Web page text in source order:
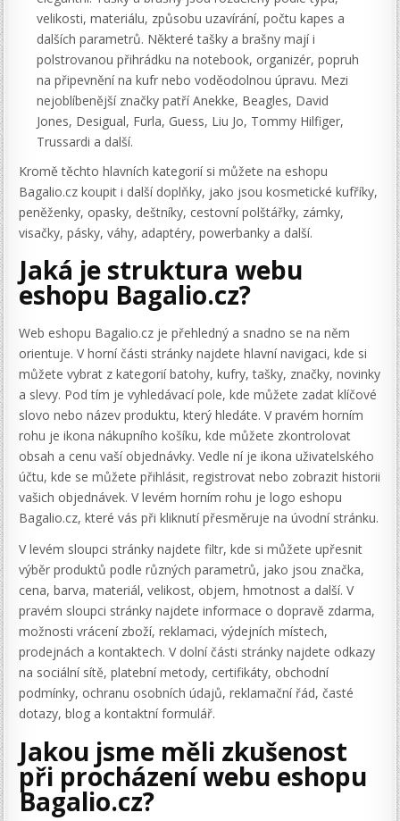
velikosti, materiálu, způsobu uzavírání, počtu kapes a
dalších parametrů. Některé tašky a brašny mají i
polstrovanou přihrádku na notebook, organizér, popruh
na připevnění na kufr nebo voděodolnou úpravu. Mezi
nejoblíbenější značky patří Anekke, Beagles, David
Jones, Desigual, Furla, Guess, Liu Jo, Tommy Hilfiger,
Trussardi a další.
Kromě těchto hlavních kategorií si můžete na eshopu
Bagalio.cz koupit i další doplňky, jako jsou kosmetické kufříky,
peněženky, opasky, deštníky, cestovní polštářky, zámky,
visačky, pásky, váhy, adaptéry, powerbanky a další.
Jaká je struktura webu
eshopu Bagalio.cz?
Web eshopu Bagalio.cz je přehledný a snadno se na něm
orientuje. V horní části stránky najdete hlavní navigaci, kde si
můžete vybrat z kategorií batohy, kufry, tašky, značky, novinky
a slevy. Pod tím je vyhledávací pole, kde můžete zadat klíčové
slovo nebo název produktu, který hledáte. V pravém horním
rohu je ikona nákupního košíku, kde můžete zkontrolovat
obsah a cenu vaší objednávky. Vedle ní je ikona uživatelského
účtu, kde se můžete přihlásit, registrovat nebo zobrazit historii
vašich objednávek. V levém horním rohu je logo eshopu
Bagalio.cz, které vás při kliknutí přesměruje na úvodní stránku.
V levém sloupci stránky najdete filtr, kde si můžete upřesnit
výběr produktů podle různých parametrů, jako jsou značka,
cena, barva, materiál, velikost, objem, hmotnost a další. V
pravém sloupci stránky najdete informace o dopravě zdarma,
možnosti vrácení zboží, reklamaci, výdejních místech,
prodejnách a kontaktech. V dolní části stránky najdete odkazy
na sociální sítě, platební metody, certifikáty, obchodní
podmínky, ochranu osobních údajů, reklamační řád, časté
dotazy, blog a kontaktní formulář.
Jakou jsme měli zkušenost
při procházení webu eshopu
Bagalio.cz?